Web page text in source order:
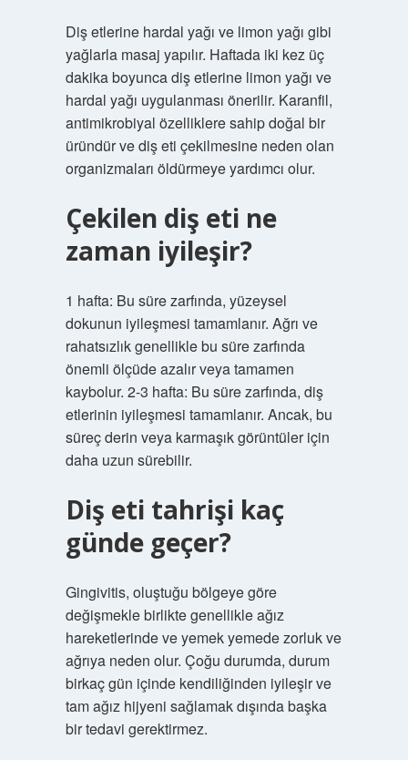
Diş etlerine hardal yağı ve limon yağı gibi
yağlarla masaj yapılır. Haftada iki kez üç
dakika boyunca diş etlerine limon yağı ve
hardal yağı uygulanması önerilir. Karanfil,
antimikrobiyal özelliklere sahip doğal bir
üründür ve diş eti çekilmesine neden olan
organizmaları öldürmeye yardımcı olur.
Çekilen diş eti ne
zaman iyileşir?
1 hafta: Bu süre zarfında, yüzeysel
dokunun iyileşmesi tamamlanır. Ağrı ve
rahatsızlık genellikle bu süre zarfında
önemli ölçüde azalır veya tamamen
kaybolur. 2-3 hafta: Bu süre zarfında, diş
etlerinin iyileşmesi tamamlanır. Ancak, bu
süreç derin veya karmaşık görüntüler için
daha uzun sürebilir.
Diş eti tahrişi kaç
günde geçer?
Gingivitis, oluştuğu bölgeye göre
değişmekle birlikte genellikle ağız
hareketlerinde ve yemek yemede zorluk ve
ağrıya neden olur. Çoğu durumda, durum
birkaç gün içinde kendiliğinden iyileşir ve
tam ağız hijyeni sağlamak dışında başka
bir tedavi gerektirmez.